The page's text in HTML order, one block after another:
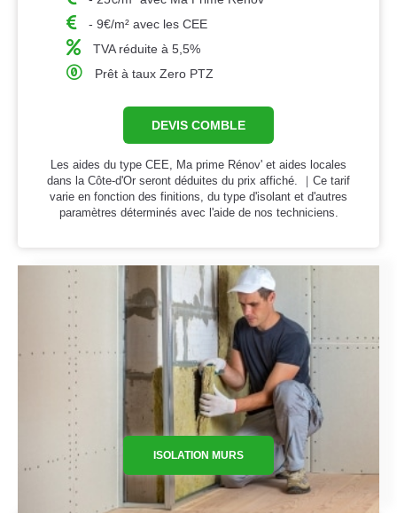
- 9€/m² avec les CEE
TVA réduite à 5,5%
Prêt à taux Zero PTZ
DEVIS COMBLE
Les aides du type CEE, Ma prime Rénov' et aides locales
dans la Côte-d'Or seront déduites du prix affiché. ｜Ce tarif
varie en fonction des finitions, du type d'isolant et d'autres
paramètres déterminés avec l'aide de nos techniciens.
ISOLATION MURS